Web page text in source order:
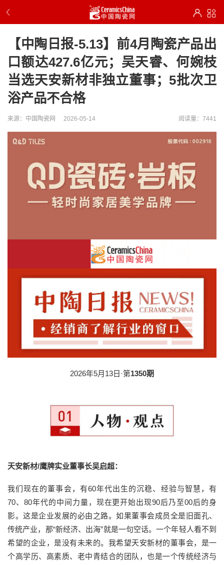
【中陶日报-5.13】前4月陶瓷产品出
口额达427.6亿元；吴天睿、何婉枝
当选天安新材非独立董事；5批次卫
浴产品不合格
来源：中国陶瓷网 2026-05-14 阅读量：7441
2026年5月13日·第1350期
天安新材/鹰牌实业董事长吴启超：
我们现在的董事会，有60年代出生的沉稳、经验与智慧，有
70、80年代的中间力量，现在更开始出现90后乃至00后的身
影。这是企业发展的必由之路。如果董事会成员全是旧面孔、
传统产业，那“新经济、出海”就是一句空话。一个年轻人看不到
希望的企业，是没有未来的。我希望天安新材的董事会，是一
个高学历、高素质、老中青结合的团队，也是一个传统经济与